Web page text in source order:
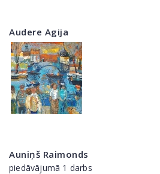
Audere Agija
Auniņš Raimonds
piedāvājumā 1 darbs